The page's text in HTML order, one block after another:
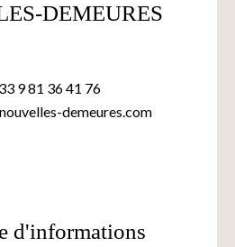
DEMEURES
9 81 36 41 76
demeures.com
d'informations